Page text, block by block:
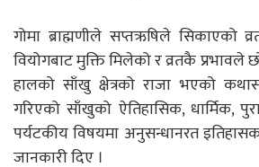
गोमा ब्राह्मणीले सप्तऋषिले सिकाएको
वियोगबाट मुक्ति मिलेको र व्रतकै प्रभावले
हालको साँखु क्षेत्रको राजा भएको
गरिएको साँखुको ऐतिहासिक, धार्मिक,
पर्यटकीय विषयमा अनुसन्धानरत
जानकारी दिए ।